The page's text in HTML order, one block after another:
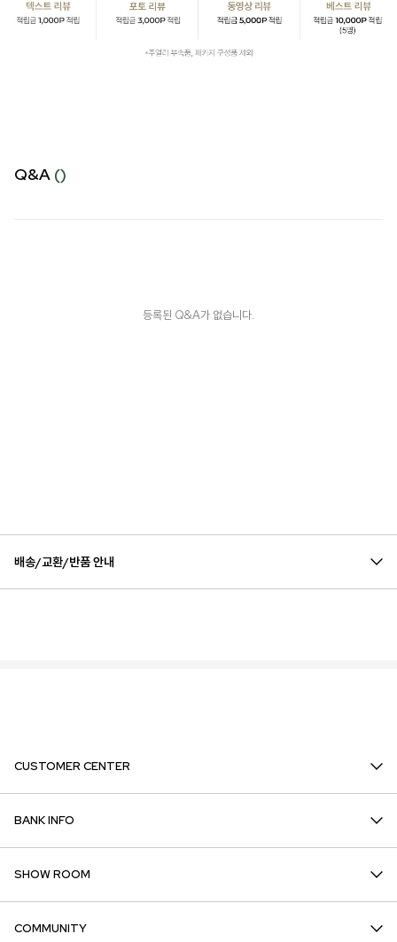
Q&A ()
등록된 Q&A가 없습니다.
배송/교환/반품 안내
CUSTOMER CENTER
BANK INFO
SHOW ROOM
COMMUNITY